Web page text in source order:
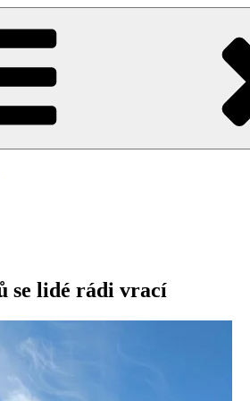
se lidé rádi vrací